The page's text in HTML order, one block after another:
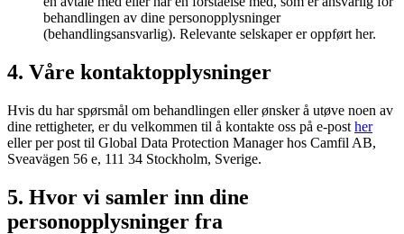
behandlingen av dine personopplysninger
(behandlingsansvarlig). Relevante selskaper er oppført her.
4. Våre kontaktopplysninger
Hvis du har spørsmål om behandlingen eller ønsker å utøve noen av
dine rettigheter, er du velkommen til å kontakte oss på e-post her
eller per post til Global Data Protection Manager hos Camfil AB,
Sveavägen 56 e, 111 34 Stockholm, Sverige.
5. Hvor vi samler inn dine
personopplysninger fra